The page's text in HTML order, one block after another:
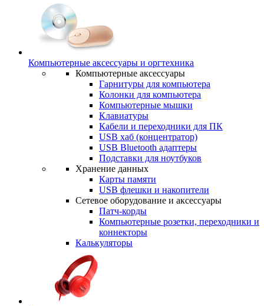
Компьютерные аксессуары и оргтехника
Компьютерные аксессуары
Гарнитуры для компьютера
Колонки для компьютера
Компьютерные мышки
Клавиатуры
Кабели и переходники для ПК
USB хаб (концентратор)
USB Bluetooth адаптеры
Подставки для ноутбуков
Хранение данных
Карты памяти
USB флешки и накопители
Сетевое оборудование и аксессуары
Патч-корды
Компьютерные розетки, переходники и
коннекторы
Калькуляторы